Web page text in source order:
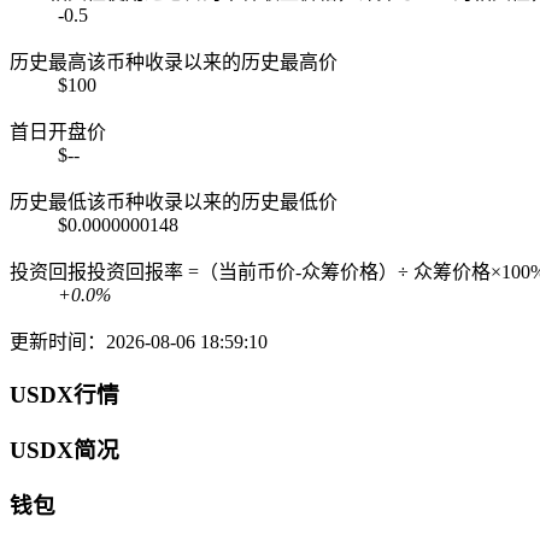
-0.5
历史最高该币种收录以来的历史最高价
$100
首日开盘价
$--
历史最低该币种收录以来的历史最低价
$0.0000000148
投资回报投资回报率 =（当前币价-众筹价格）÷ 众筹价格
+0.0%
更新时间：2026-08-06 18:59:10
USDX行情
USDX简况
钱包